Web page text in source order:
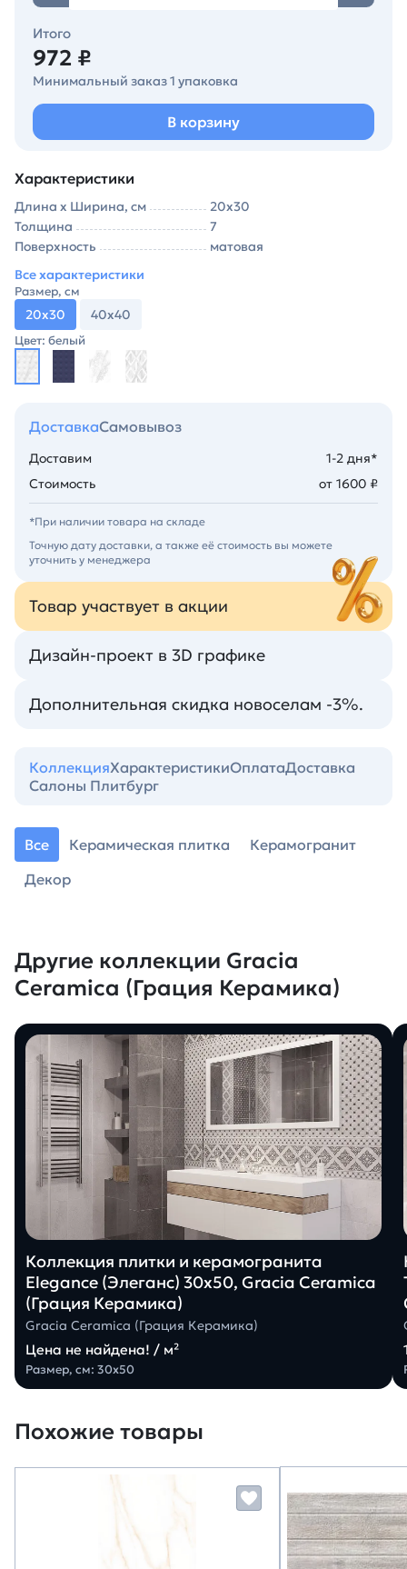
Итого
972 ₽
Минимальный заказ 1 упаковка
В корзину
Характеристики
Длина х Ширина, см
20х30
Толщина
7
Поверхность
матовая
Все характеристики
Размер, см
20х30 40х40
Цвет: белый
ДоставкаСамовывоз
Доставим
1-2 дня*
Стоимость
от 1600 ₽
*При наличии товара на складе
Точную дату доставки, а также её стоимость вы можете
уточнить у менеджера
Товар участвует в акции
Дизайн-проект в 3D графике
Дополнительная скидка новоселам -3%.
КоллекцияХарактеристикиОплатаДоставка
Салоны Плитбург
Все Керамическая плитка
Керамогранит
Декор
Другие коллекции Gracia
Ceramica (Грация Керамика)
Коллекция плитки и керамогранита
Elegance (Элеганс) 30х50, Gracia Ceramica
(Грация Керамика)
Gracia Ceramica (Грация Керамика)
Цена не найдена! / м²
Размер, см: 30х50
Похожие товары